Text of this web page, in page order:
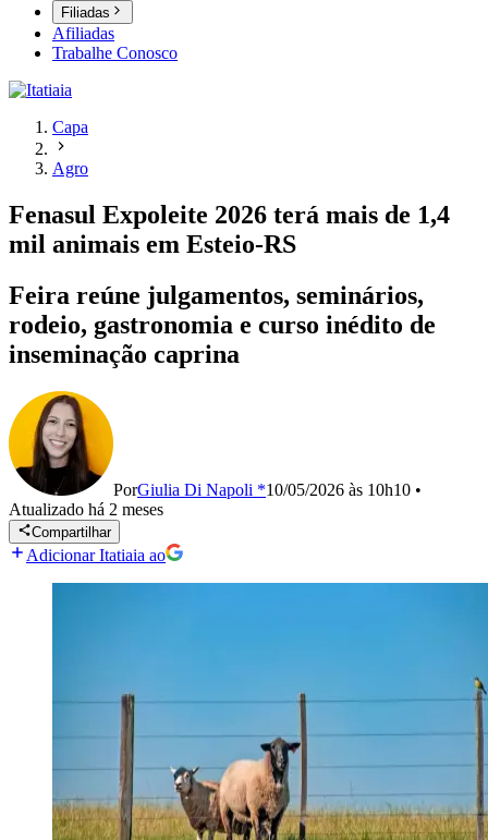
Filiadas
Afiliadas
Trabalhe Conosco
Capa
Agro
Fenasul Expoleite 2026 terá mais de 1,4
mil animais em Esteio-RS
Feira reúne julgamentos, seminários,
rodeio, gastronomia e curso inédito de
inseminação caprina
PorGiulia Di Napoli *10/05/2026 às 10h10 •
Atualizado há 2 meses
Compartilhar
Adicionar Itatiaia ao